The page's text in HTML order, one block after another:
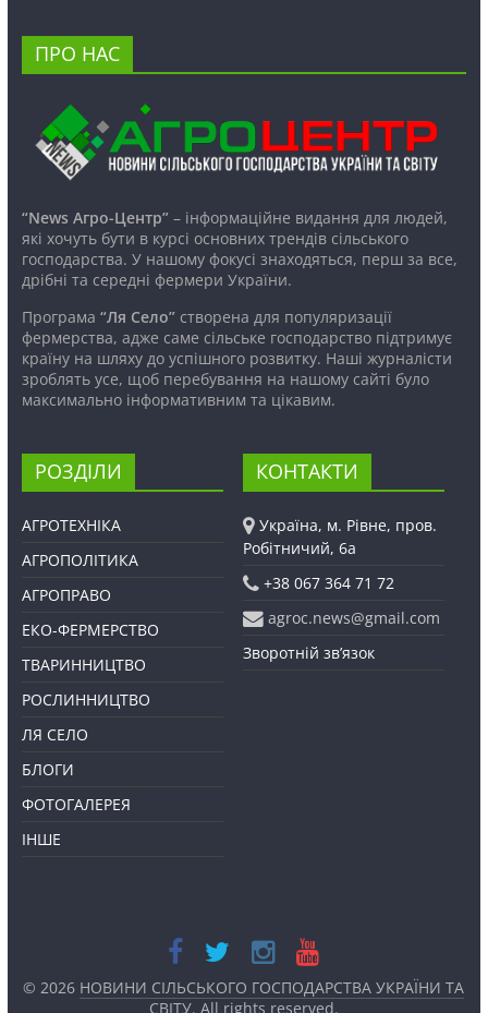
ПРО НАС
“News Агро-Центр”– інформаційне видання для людей,
які хочуть бути в курсі основних трендів сільського
господарства. У нашому фокусі знаходяться, перш за все,
дрібні та середні фермери України.
Програма “Ля Село”створена для популяризації
фермерства, адже саме сільське господарство підтримує
країну на шляху до успішного розвитку. Наші журналісти
зроблять усе, щоб перебування на нашому сайті було
максимально інформативним та цікавим.
РОЗДІЛИ
АГРОТЕХНІКА
АГРОПОЛІТИКА
АГРОПРАВО
ЕКО-ФЕРМЕРСТВО
ТВАРИННИЦТВО
РОСЛИННИЦТВО
ЛЯ СЕЛО
БЛОГИ
ФОТОГАЛЕРЕЯ
ІНШЕ
КОНТАКТИ
Україна, м. Рівне, пров.
Робітничий, 6а
+38 067 364 71 72
agroc.news@gmail.com
Зворотній зв’язок
© 2026 НОВИНИ СІЛЬСЬКОГО ГОСПОДАРСТВА УКРАЇНИ ТА
СВІТУ. All rights reserved.